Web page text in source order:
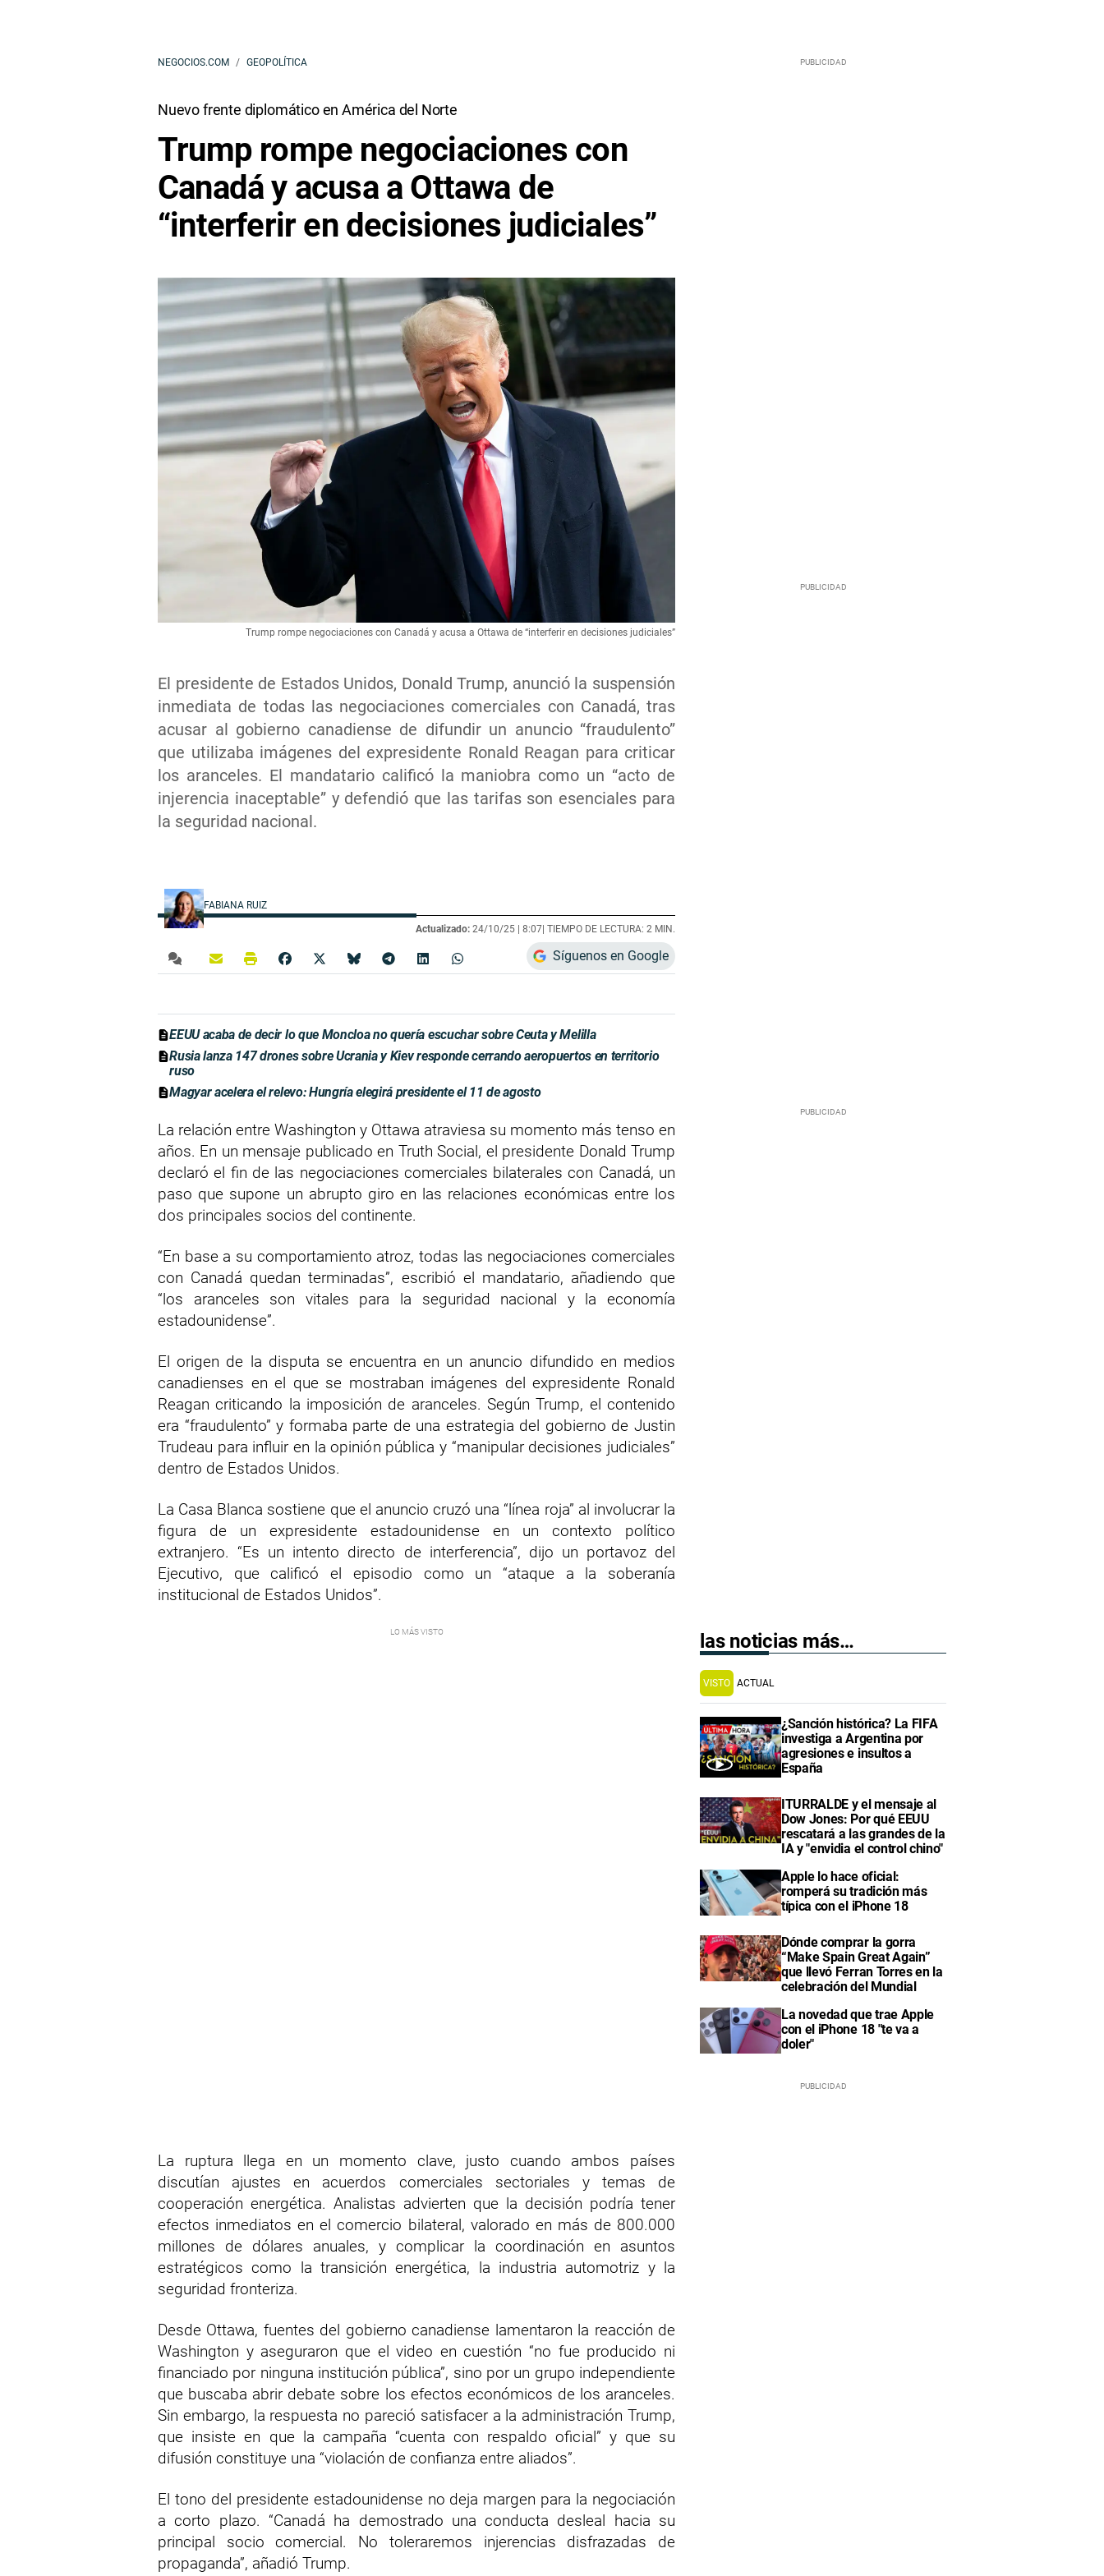
NEGOCIOS.COM GEOPOLÍTICA
Nuevo frente diplomático en América del Norte
Trump rompe negociaciones con
Canadá y acusa a Ottawa de
“interferir en decisiones judiciales”
El presidente de Estados Unidos, Donald Trump, anunció la suspensión
inmediata de todas las negociaciones comerciales con Canadá, tras
acusar al gobierno canadiense de difundir un anuncio “fraudulento”
que utilizaba imágenes del expresidente Ronald Reagan para criticar
los aranceles. El mandatario calificó la maniobra como un “acto de
injerencia inaceptable” y defendió que las tarifas son esenciales para
la seguridad nacional.
Trump rompe negociaciones con Canadá y acusa a Ottawa de “interferir en decisiones judiciales”
FABIANA RUIZ
Actualizado: 24/10/25 | 8:07 | TIEMPO DE LECTURA: 2 MIN.
Síguenos en Google
EEUU acaba de decir lo que Moncloa no quería escuchar sobre Ceuta y Melilla
Rusia lanza 147 drones sobre Ucrania y Kiev responde cerrando aeropuertos en territorio
ruso
Magyar acelera el relevo: Hungría elegirá presidente el 11 de agosto
La relación entre Washington y Ottawa atraviesa su momento más tenso en
años. En un mensaje publicado en Truth Social, el presidente Donald Trump
declaró el fin de las negociaciones comerciales bilaterales con Canadá, un
paso que supone un abrupto giro en las relaciones económicas entre los
dos principales socios del continente.
“En base a su comportamiento atroz, todas las negociaciones comerciales
con Canadá quedan terminadas”, escribió el mandatario, añadiendo que
“los aranceles son vitales para la seguridad nacional y la economía
estadounidense”.
El origen de la disputa se encuentra en un anuncio difundido en medios
canadienses en el que se mostraban imágenes del expresidente Ronald
Reagan criticando la imposición de aranceles. Según Trump, el contenido
era “fraudulento” y formaba parte de una estrategia del gobierno de Justin
Trudeau para influir en la opinión pública y “manipular decisiones judiciales”
dentro de Estados Unidos.
La Casa Blanca sostiene que el anuncio cruzó una “línea roja” al involucrar la
figura de un expresidente estadounidense en un contexto político
extranjero. “Es un intento directo de interferencia”, dijo un portavoz del
Ejecutivo, que calificó el episodio como un “ataque a la soberanía
institucional de Estados Unidos”.
La ruptura llega en un momento clave, justo cuando ambos países
discutían ajustes en acuerdos comerciales sectoriales y temas de
cooperación energética. Analistas advierten que la decisión podría tener
efectos inmediatos en el comercio bilateral, valorado en más de 800.000
millones de dólares anuales, y complicar la coordinación en asuntos
estratégicos como la transición energética, la industria automotriz y la
seguridad fronteriza.
Desde Ottawa, fuentes del gobierno canadiense lamentaron la reacción de
Washington y aseguraron que el video en cuestión “no fue producido ni
financiado por ninguna institución pública”, sino por un grupo independiente
que buscaba abrir debate sobre los efectos económicos de los aranceles.
Sin embargo, la respuesta no pareció satisfacer a la administración Trump,
que insiste en que la campaña “cuenta con respaldo oficial” y que su
difusión constituye una “violación de confianza entre aliados”.
El tono del presidente estadounidense no deja margen para la negociación
a corto plazo. “Canadá ha demostrado una conducta desleal hacia su
principal socio comercial. No toleraremos injerencias disfrazadas de
propaganda”, añadió Trump.
las noticias más…
VISTO ACTUAL
¿Sanción histórica? La FIFA
investiga a Argentina por
agresiones e insultos a
España
ITURRALDE y el mensaje al
Dow Jones: Por qué EEUU
rescatará a las grandes de la
IA y "envidia el control chino"
Apple lo hace oficial:
romperá su tradición más
típica con el iPhone 18
Dónde comprar la gorra
“Make Spain Great Again”
que llevó Ferran Torres en la
celebración del Mundial
La novedad que trae Apple
con el iPhone 18 "te va a
doler"